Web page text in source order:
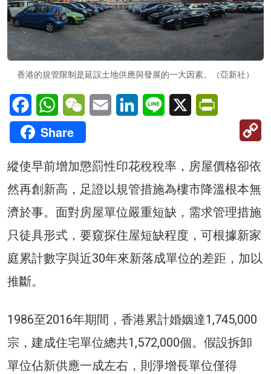
香港的規管限制是延誤土地供應與發展的一大因素。（亞新社）
FacebookWhatsAppWeChatEmail LinkedInLine X
Share
縱使早前增加懲罰性印花稅稅率，房屋價格卻依
然再創新高，足證以規管措施為樓市降溫根本無
濟於事。面對房屋單位嚴重短缺，需求管理措施
只徒具形式，要窺探住屋短缺程度，可根據新家
庭累計數字與近30年來新落成單位的差距，加以
推斷。
1986至2016年期間，香港累計婚姻達1,745,000
宗，建成住宅單位總共1,572,000個。假設拆卸
單位佔新供應一成左右，則淨增長單位僅得